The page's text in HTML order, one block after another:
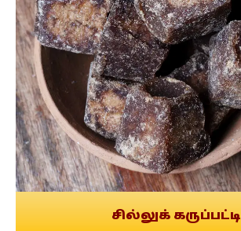
சில்லுக் கருப்பட்டி